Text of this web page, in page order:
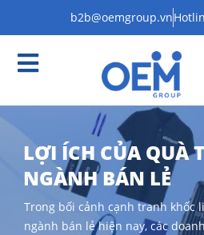
b2b@oemgroup.vn
LỢI ÍCH CỦA QUÀ
NGÀNH BÁN LẺ
Trong bối cảnh cạnh tranh khốc
ngành bán lẻ hiện nay, các